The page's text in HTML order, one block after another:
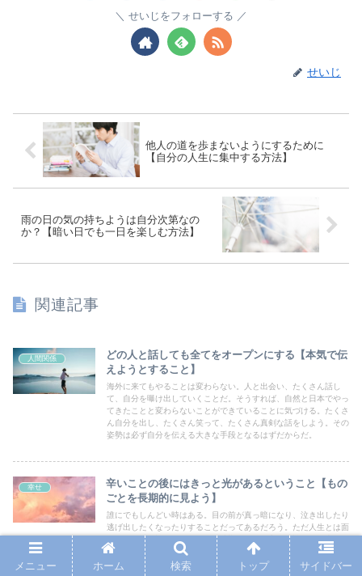
せいじをフォローする
せいじ
他人の道を歩まないようにするために
【自分の人生に集中する方法】
雨の日の気の持ちようは自分次第なの
か？【暗い日でも一日を楽しむ方法】
関連記事
人間関係
どの人と話しても全てをオープンにする【本気で伝
えようとすること】
海外に来てもやることは変わらない。人と出会い、たくさん話し
て、自分を曝け出していくことだ。そうすれば、自然と日本でやっ
てきたことと変わらないことができていることに気づける。たくさ
ん自分を出し、たくさん笑って、たくさん真剣な話をしよう。その
姿勢は必ず自分を伝える大きな手段となるはずだからだ。
幸せ
辛いことの後にはきっと光があるということ【もの
ごとを長期的に見よう】
誰にでもしんどい時はある。目の前が真っ暗になり、泣き出したり
逃げ出したくなったりすることだってあるだろう。ただ人生とは面
白いもので、誰にでもしんどい時期がある一方で、誰にでも光が降
り注ぐ日もあるということ。その光を信じることをスタートとし、
あとは行動し続けていこう。それがあなたを強くし、いずれくる成
メニュー ホーム 検索 トップ サイドバー